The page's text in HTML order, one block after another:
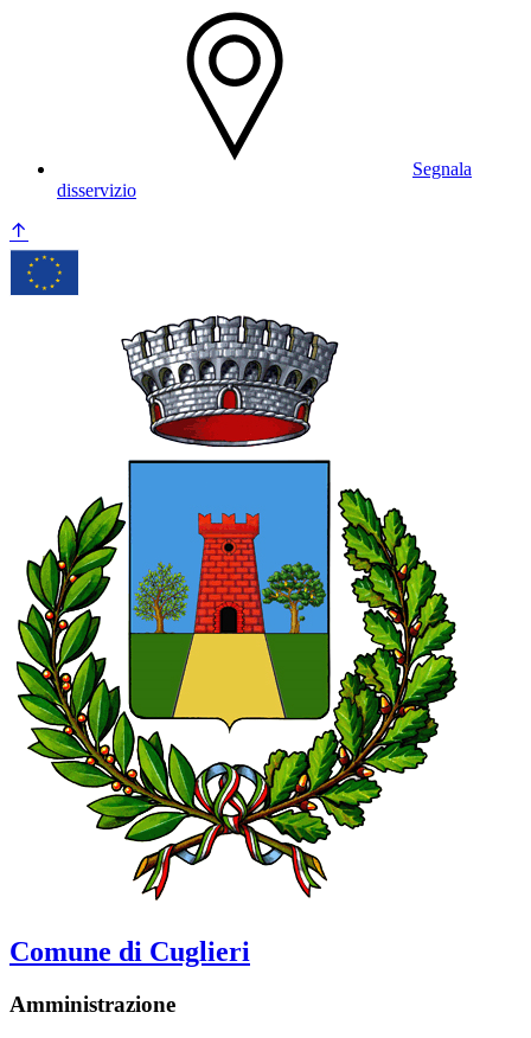
Segnala
disservizio
Comune di Cuglieri
Amministrazione